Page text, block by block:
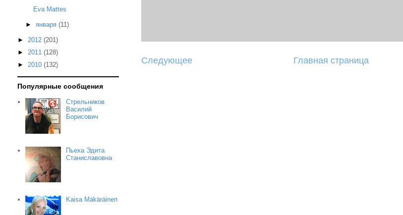
Следующее Главная страница
Eva Mattes
► января (11)
► 2012 (201)
► 2011 (128)
► 2010 (132)
Популярные сообщения
Стрельников
Василий
Борисович
Пьеха Эдита
Станиславовна
Kaisa Mäkäräinen